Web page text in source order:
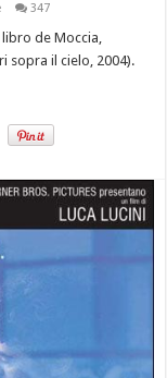
347
de Moccia,
sopra il cielo, 2004).